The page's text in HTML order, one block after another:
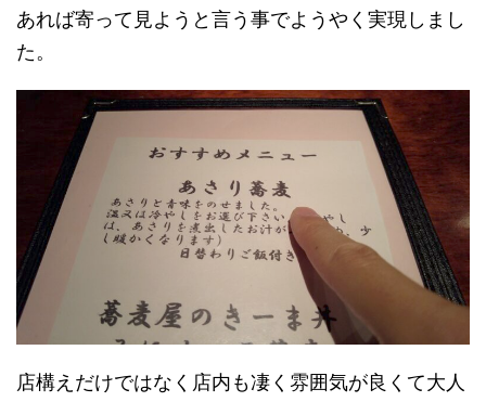
あれば寄って見ようと言う事でようやく実現しまし
た。
店構えだけではなく店内も凄く雰囲気が良くて大人